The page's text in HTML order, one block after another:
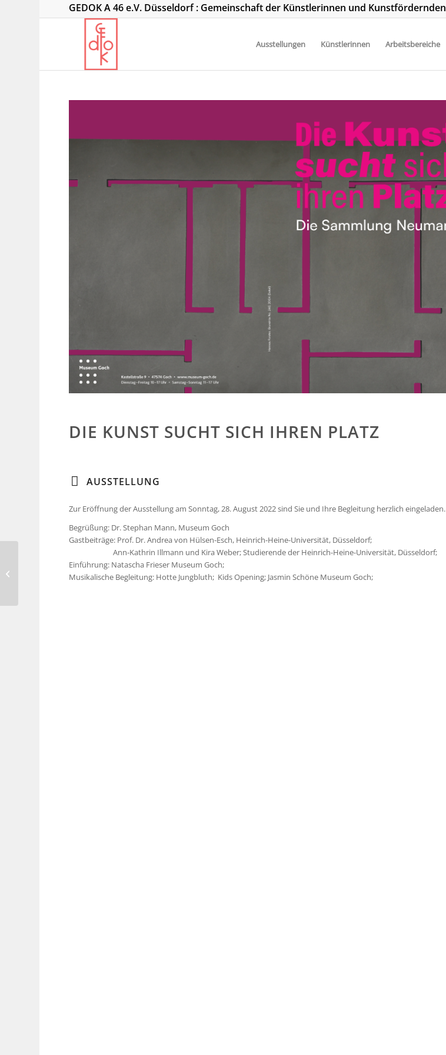
GEDOK A 46 e.V. Düsseldorf : Gemeinschaft der Künstlerinnen und Kunstfördernden
Ausstellungen Künstlerinnen Arbeitsbereiche
DIE KUNST SUCHT SICH IHREN PLATZ
AUSSTELLUNG
Zur Eröffnung der Ausstellung am Sonntag, 28. August 2022 sind Sie und Ihre Begleitung herzlich eingeladen.
Begrüßung: Dr. Stephan Mann, Museum Goch
Gastbeiträge: Prof. Dr. Andrea von Hülsen-Esch, Heinrich-Heine-Universität, Düsseldorf;
Ann-Kathrin Illmann und Kira Weber; Studierende der Heinrich-Heine-Universität, Düsseldorf;
Einführung: Natascha Frieser Museum Goch;
Musikalische Begleitung: Hotte Jungbluth; Kids Opening; Jasmin Schöne Museum Goch;
Cornelia Schoenwald –
Stadtmuseum,